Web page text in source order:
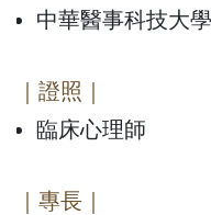
中華醫事科技大
｜證照｜
臨床心理師
｜專長｜